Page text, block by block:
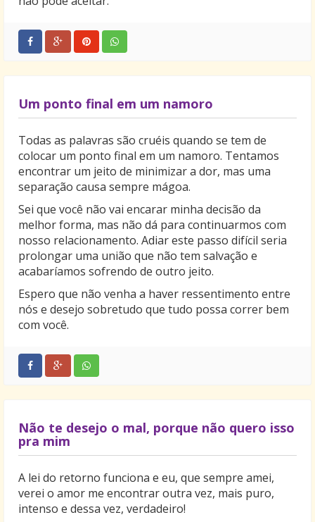
Um ponto final em um namoro
Todas as palavras são cruéis quando se tem de
colocar um ponto final em um namoro. Tentamos
encontrar um jeito de minimizar a dor, mas uma
separação causa sempre mágoa.
Sei que você não vai encarar minha decisão da
melhor forma, mas não dá para continuarmos com
nosso relacionamento. Adiar este passo difícil seria
prolongar uma união que não tem salvação e
acabaríamos sofrendo de outro jeito.
Espero que não venha a haver ressentimento entre
nós e desejo sobretudo que tudo possa correr bem
com você.
Não te desejo o mal, porque não quero isso
pra mim
A lei do retorno funciona e eu, que sempre amei,
verei o amor me encontrar outra vez, mais puro,
intenso e dessa vez, verdadeiro!